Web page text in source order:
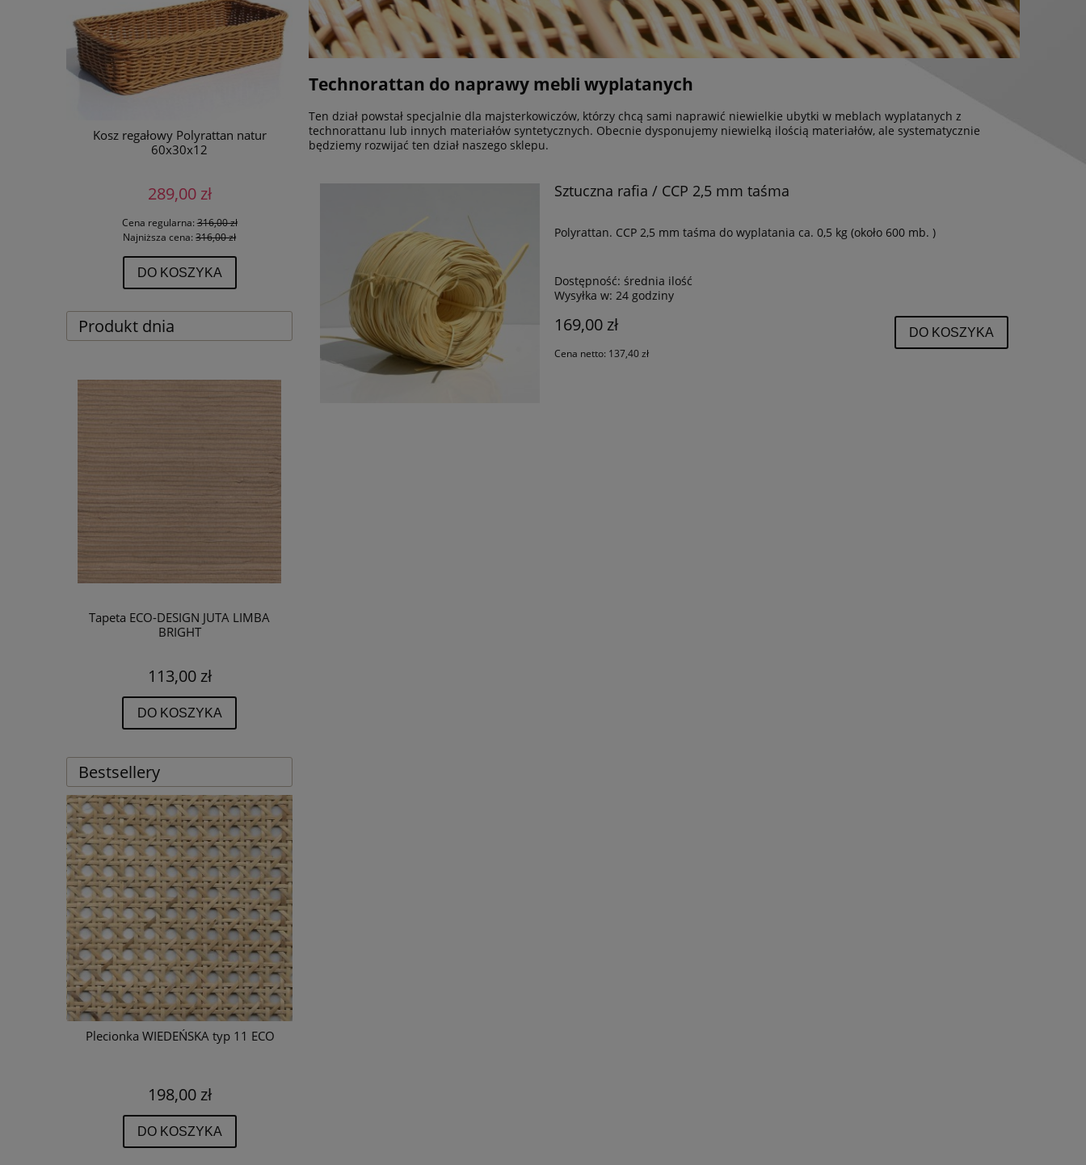
Kosz regałowy Polyrattan natur
60x30x12
289,00 zł
Cena regularna:316,00 zł
Najniższa cena: 316,00 zł
DO KOSZYKA
LARS pojemnik Loom - Naturalny
Najniższa cena:670,00 zł
DO KOSZYKA
Tapeta ECO-DESIGN JUTA MARSALA
90,40 zł
Najniższa cena:980,00 zł
COLONIAL fotel rattanowy z wysokim
Najniższa cena:840,00 zł
Produkt dnia
Tapeta ECO-DESIGN JUTA LIMBA
BRIGHT
113,00 zł
DO KOSZYKA
Bestsellery
Plecionka WIEDEŃSKA typ 11 ECO
198,00 zł
DO KOSZYKA
Technorattan do naprawy mebli wyplatanych
Ten dział powstał specjalnie dla majsterkowiczów, którzy chcą sami naprawić niewielkie ubytki w meblach wyplatanych z
technorattanu lub innych materiałów syntetycznych. Obecnie dysponujemy niewielką ilością materiałów, ale systematycznie
będziemy rozwijać ten dział naszego sklepu.
Sztuczna rafia / CCP 2,5 mm taśma
Polyrattan. CCP 2,5 mm taśma do wyplatania ca. 0,5 kg (około 600 mb. )
Dostępność: średnia ilość
Wysyłka w: 24 godziny
169,00 zł
Cena netto: 137,40 zł
DO KOSZYKA